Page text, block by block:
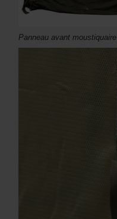
Panneau avant moustiquaire